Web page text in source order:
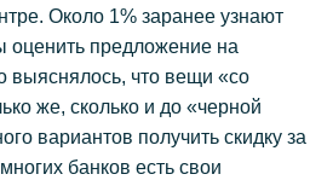
Около 1% заранее узнают
оценить предложение на
выяснялось, что вещи «со
же, сколько и до «черной
вариантов получить скидку за
банков есть свои